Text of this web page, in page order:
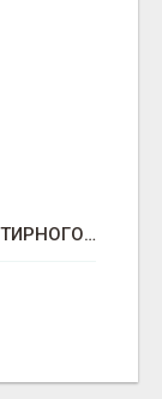
ПРОДАМ ЧУДОВИЙ БУДИНОК КВАРТИРНОГО ТИПУ.